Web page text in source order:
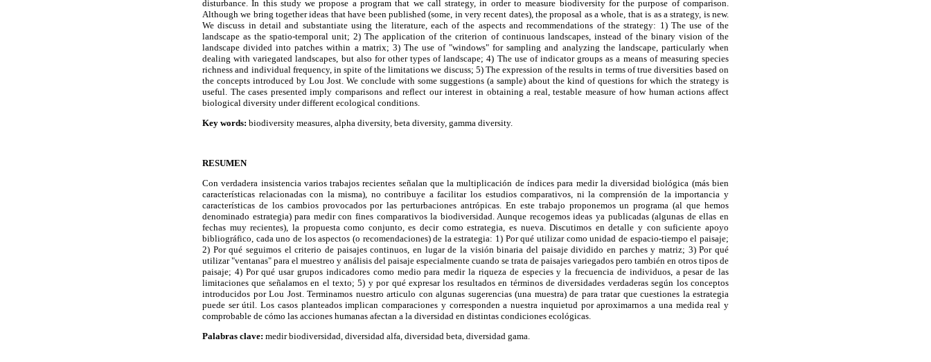
disturbance. In this study we propose a program that we call strategy, in order to measure biodiversity for the purpose of comparison.
Although we bring together ideas that have been published (some, in very recent dates), the proposal as a whole, that is as a strategy, is new.
We discuss in detail and substantiate using the literature, each of the aspects and recommendations of the strategy: 1) The use of the
landscape as the spatio-temporal unit; 2) The application of the criterion of continuous landscapes, instead of the binary vision of the
landscape divided into patches within a matrix; 3) The use of "windows" for sampling and analyzing the landscape, particularly when
dealing with variegated landscapes, but also for other types of landscape; 4) The use of indicator groups as a means of measuring species
richness and individual frequency, in spite of the limitations we discuss; 5) The expression of the results in terms of true diversities based on
the concepts introduced by Lou Jost. We conclude with some suggestions (a sample) about the kind of questions for which the strategy is
useful. The cases presented imply comparisons and reflect our interest in obtaining a real, testable measure of how human actions affect
biological diversity under different ecological conditions.
Key words: biodiversity measures, alpha diversity, beta diversity, gamma diversity.
RESUMEN
Con verdadera insistencia varios trabajos recientes señalan que la multiplicación de índices para medir la diversidad biológica (más bien
características relacionadas con la misma), no contribuye a facilitar los estudios comparativos, ni la comprensión de la importancia y
características de los cambios provocados por las perturbaciones antrópicas. En este trabajo proponemos un programa (al que hemos
denominado estrategia) para medir con fines comparativos la biodiversidad. Aunque recogemos ideas ya publicadas (algunas de ellas en
fechas muy recientes), la propuesta como conjunto, es decir como estrategia, es nueva. Discutimos en detalle y con suficiente apoyo
bibliográfico, cada uno de los aspectos (o recomendaciones) de la estrategia: 1) Por qué utilizar como unidad de espacio-tiempo el paisaje;
2) Por qué seguimos el criterio de paisajes continuos, en lugar de la visión binaria del paisaje dividido en parches y matriz; 3) Por qué
utilizar "ventanas" para el muestreo y análisis del paisaje especialmente cuando se trata de paisajes variegados pero también en otros tipos de
paisaje; 4) Por qué usar grupos indicadores como medio para medir la riqueza de especies y la frecuencia de individuos, a pesar de las
limitaciones que señalamos en el texto; 5) y por qué expresar los resultados en términos de diversidades verdaderas según los conceptos
introducidos por Lou Jost. Terminamos nuestro articulo con algunas sugerencias (una muestra) de para tratar que cuestiones la estrategia
puede ser útil. Los casos planteados implican comparaciones y corresponden a nuestra inquietud por aproximarnos a una medida real y
comprobable de cómo las acciones humanas afectan a la diversidad en distintas condiciones ecológicas.
Palabras clave: medir biodiversidad, diversidad alfa, diversidad beta, diversidad gama.